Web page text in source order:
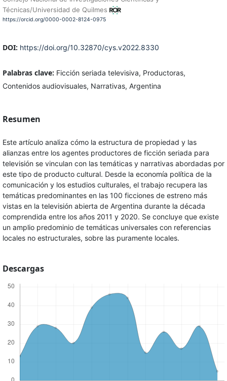
Técnicas/Universidad de Quilmes
https://orcid.org/0000-0002-8124-0975
DOI: https://doi.org/10.32870/cys.v2022.8330
Palabras clave: Ficción seriada televisiva, Productoras,
Contenidos audiovisuales, Narrativas, Argentina
Resumen
Este artículo analiza cómo la estructura de propiedad y las
alianzas entre los agentes productores de ficción seriada para
televisión se vinculan con las temáticas y narrativas abordadas por
este tipo de producto cultural. Desde la economía política de la
comunicación y los estudios culturales, el trabajo recupera las
temáticas predominantes en las 100 ficciones de estreno más
vistas en la televisión abierta de Argentina durante la década
comprendida entre los años 2011 y 2020. Se concluye que existe
un amplio predominio de temáticas universales con referencias
locales no estructurales, sobre las puramente locales.
Descargas